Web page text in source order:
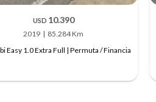
USD 10.390
2019
85.284 Km
Easy 1.0 Extra Full | Permuta / Financia